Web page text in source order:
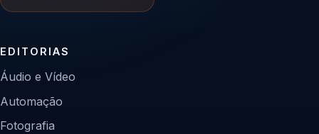
EDITORIAS
Áudio e Vídeo
Automação
Fotografia